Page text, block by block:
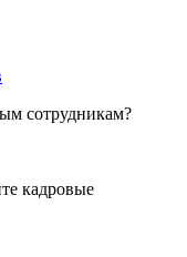
сотрудникам?
кадровые